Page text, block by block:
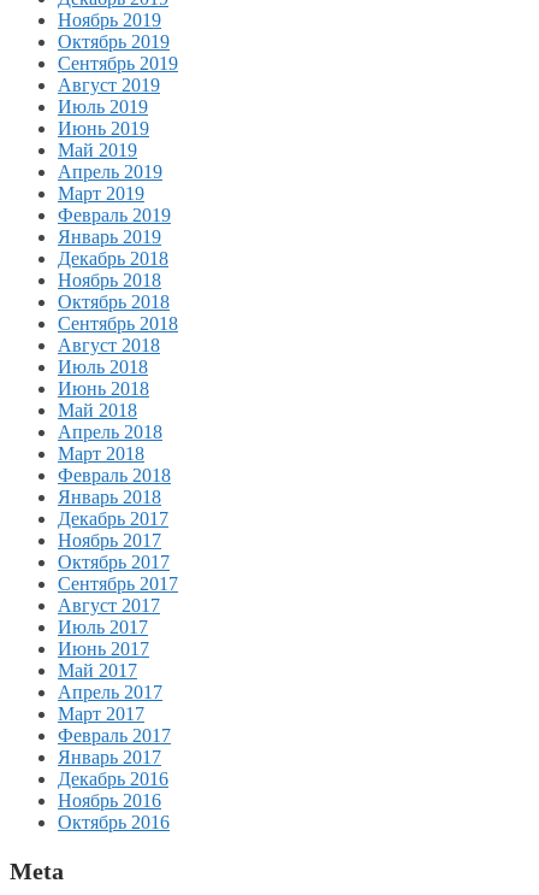
Ноябрь 2019
Октябрь 2019
Сентябрь 2019
Август 2019
Июль 2019
Июнь 2019
Май 2019
Апрель 2019
Март 2019
Февраль 2019
Январь 2019
Декабрь 2018
Ноябрь 2018
Октябрь 2018
Сентябрь 2018
Август 2018
Июль 2018
Июнь 2018
Май 2018
Апрель 2018
Март 2018
Февраль 2018
Январь 2018
Декабрь 2017
Ноябрь 2017
Октябрь 2017
Сентябрь 2017
Август 2017
Июль 2017
Июнь 2017
Май 2017
Апрель 2017
Март 2017
Февраль 2017
Январь 2017
Декабрь 2016
Ноябрь 2016
Октябрь 2016
Meta